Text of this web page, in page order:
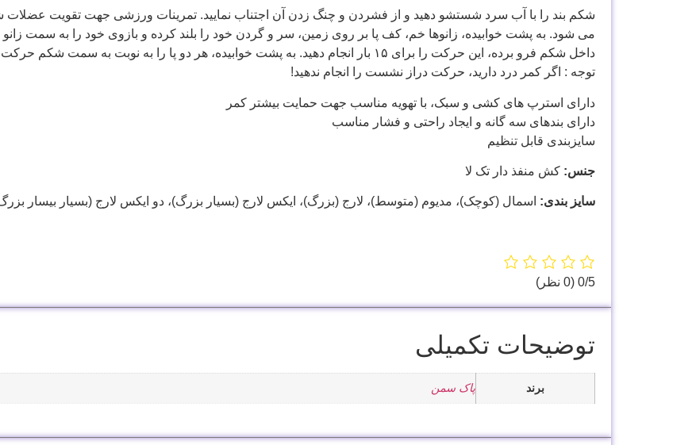
شكم بند را با آب سرد شستشو دهيد و از فشردن و چنگ زدن آن اجتناب نماييد. تمرينات ورزشی جهت تقويت عضلات
می شود. به پشت خوابيده، زانوها خم، كف پا بر روی زمين، سر و گردن خود را بلند كرده و بازوی خود را به سمت زانو
داخل شكم فرو برده، اين حركت را برای ۱۵ بار انجام دهيد. به پشت خوابيده، هر دو پا را به نوبت به سمت شكم حركت دهيد.
توجه : اگر كمر درد داريد، حركت دراز نشست را انجام ندهيد!
دارای استرپ های کشی و سبک، با تهویه مناسب جهت حمایت بیشتر کمر
دارای بندهای سه گانه و ایجاد راحتی و فشار مناسب
سایزبندی قابل تنظیم
جنس: کش منفذ دار تک لا
سایز بندی: اسمال (کوچک)، مدیوم (متوسط)، لارج (بزرگ)، ایکس لارج (بسیار بزرگ)، دو ایکس لارج (بسیار بیسار
‫0/5 ‫(0 نظر)
توضیحات تکمیلی
برند پاک سمن